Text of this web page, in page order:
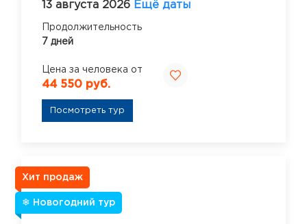
13 августа 2026 Ещё даты
Продолжительность
7 дней
Цена за человека от
44 550 руб.
Посмотреть тур
Хит продаж
❄ Новогодний тур